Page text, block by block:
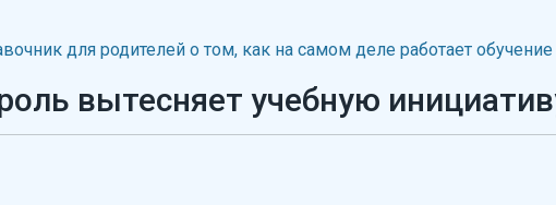
для родителей о том, как на самом деле работает обучение
вытесняет учебную